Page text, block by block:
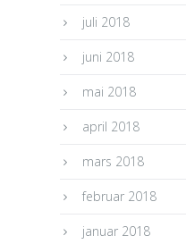
juli 2018
juni 2018
mai 2018
april 2018
mars 2018
februar 2018
januar 2018